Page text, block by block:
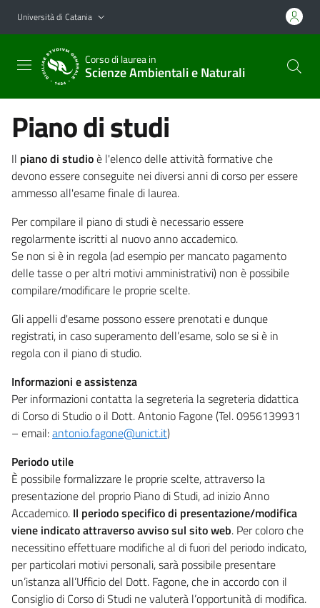
Vai al contenuto principale
Vai al menu di navigazione
Università di Catania
Corso di laurea in
Scienze Ambientali e Naturali
Piano di studi
Il piano di studioè l'elenco delle attività formative che
devono essere conseguite nei diversi anni di corso per essere
ammesso all'esame finale di laurea.
Per compilare il piano di studi è necessario essere
regolarmente iscritti al nuovo anno accademico.
Se non si è in regola (ad esempio per mancato pagamento
delle tasse o per altri motivi amministrativi) non è possibile
compilare/modificare le proprie scelte.
Gli appelli d'esame possono essere prenotati e dunque
registrati, in caso superamento dell’esame, solo se si è in
regola con il piano di studio.
Informazioni e assistenza
Per informazioni contatta la segreteria la segreteria didattica
di Corso di Studio o il Dott. Antonio Fagone (Tel. 0956139931
– email:antonio.fagone@unict.it)
Periodo utile
È possibile formalizzare le proprie scelte, attraverso la
presentazione del proprio Piano di Studi, ad inizio Anno
Accademico. Il periodo specifico di presentazione/modifica
viene indicato attraverso avviso sul sito web. Per coloro che
necessitino effettuare modifiche al di fuori del periodo indicato,
per particolari motivi personali, sarà possibile presentare
un’istanza all’Ufficio del Dott. Fagone, che in accordo con il
Consiglio di Corso di Studi ne valuterà l’opportunità di modifica.